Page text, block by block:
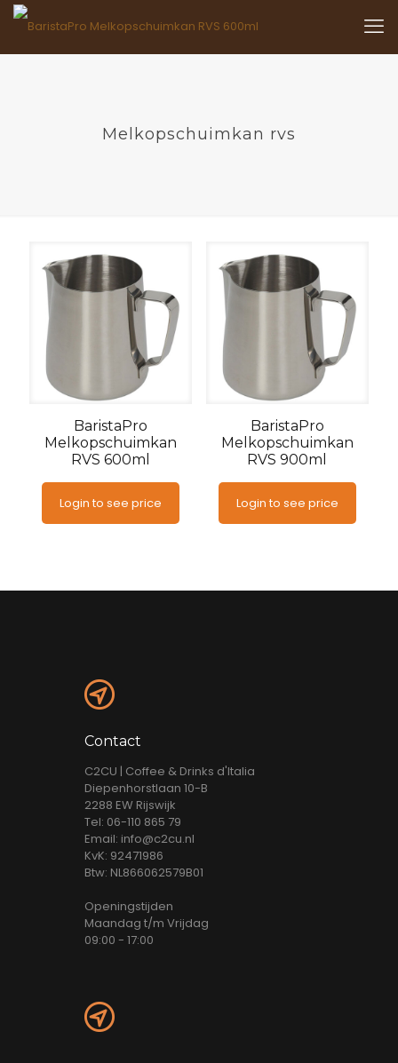
Melkopschuimkan rvs
BaristaPro
Melkopschuimkan
RVS 600ml
Login to see price
BaristaPro
Melkopschuimkan
RVS 900ml
Login to see price
Contact
C2CU | Coffee & Drinks d'Italia
Diepenhorstlaan 10-B
2288 EW Rijswijk
Tel: 06-110 865 79
Email: info@c2cu.nl
KvK: 92471986
Btw: NL866062579B01
Openingstijden
Maandag t/m Vrijdag
09:00 - 17:00